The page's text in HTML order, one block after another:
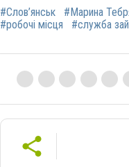
#Слов’янськ #Марина
#робочі місця
#служба